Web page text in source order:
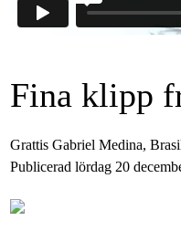
Fina klipp
Grattis Gabriel Medina,
Publicerad lördag 20